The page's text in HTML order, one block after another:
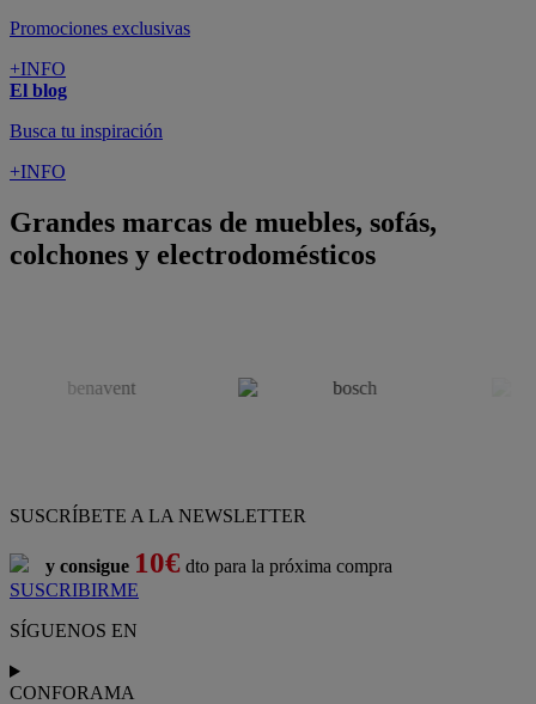
Promociones exclusivas
+INFO
El blog
Busca tu inspiración
+INFO
Grandes marcas de muebles, sofás,
colchones y electrodomésticos
SUSCRÍBETE A LA NEWSLETTER
y consigue 10€ dto para la próxima compra
SUSCRIBIRME
SÍGUENOS EN
CONFORAMA